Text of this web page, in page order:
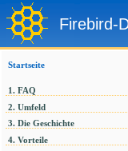
Firebird-
Startseite
1. FAQ
2. Umfeld
3. Die Geschichte
4. Vorteile